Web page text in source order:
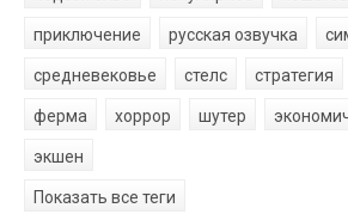
приключение русская озвучка
средневековье стелс стратегия
ферма хоррор шутер
экшен
Показать все теги